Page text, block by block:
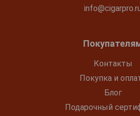
Контакты
Покупка и
Блог
Подарочный